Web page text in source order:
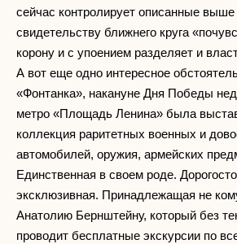
сейчас контролирует описанные
свидетельству ближнего круга
корону и с упоением разделяет и
А вот еще одно интересное
«Фонтанка», накануне Дня Победы
метро «Площадь Ленина» была
коллекция раритетных военных и
автомобилей, оружия, армейских
Единственная в своем роде.
эксклюзивная. Принадлежащая не
Анатолию Бернштейну, который без
проводит бесплатные экскурсии по